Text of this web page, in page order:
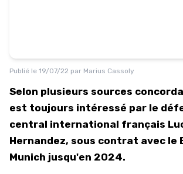
Publié le 19/07/22 par Marius Cassoly
Selon plusieurs sources
est toujours intéressé par le
central international français
Hernandez, sous contrat avec le
Munich jusqu'en 2024.